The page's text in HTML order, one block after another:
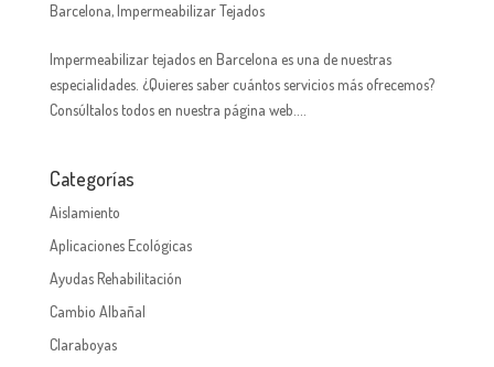
Barcelona,Impermeabilizar Tejados
Impermeabilizar tejados en Barcelona es una de nuestras
especialidades. ¿Quieres saber cuántos servicios más ofrecemos?
Consúltalos todos en nuestra página web....
Categorías
Aislamiento
Aplicaciones Ecológicas
Ayudas Rehabilitación
Cambio Albañal
Claraboyas